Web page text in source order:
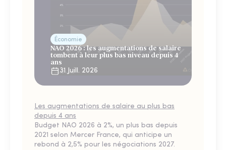
Économie
NAO 2026 : les augmentations de salaire
tombent à leur plus bas niveau depuis 4
ans
31 Juill. 2026
Les augmentations de salaire au plus bas
depuis 4 ans
Budget NAO 2026 à 2%, un plus bas depuis
2021 selon Mercer France, qui anticipe un
rebond à 2,5% pour les négociations 2027.